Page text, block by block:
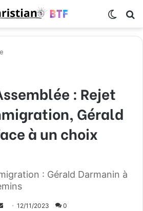
: Rejet
Gérald
à un choix
: Gérald Darmanin à
12/11/2023 0